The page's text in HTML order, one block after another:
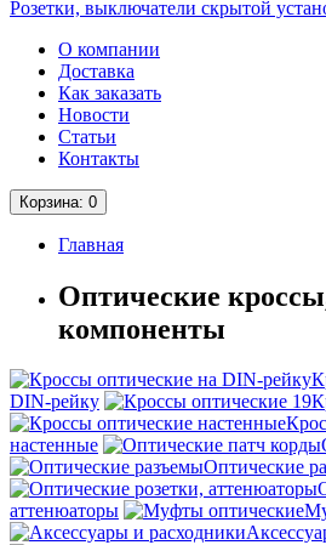
Розетки, выключатели скрытой
О компании
Доставка
Как заказать
Новости
Статьи
Контакты
Корзина: 0
Главная
Оптические
компоненты
DIN-рейку
настенные
Оптические
аттенюаторы